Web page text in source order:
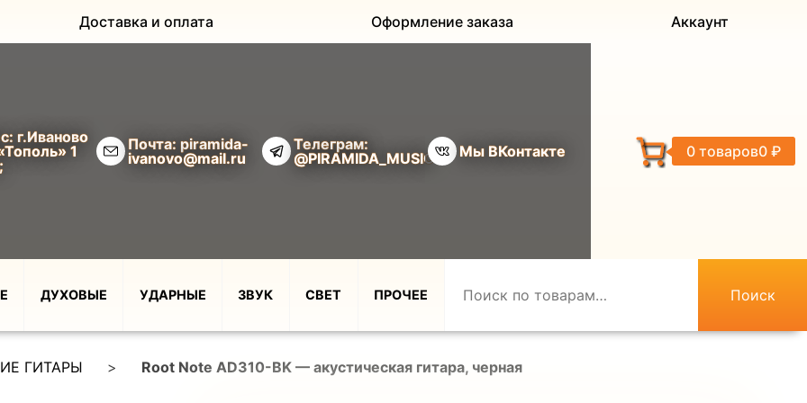
Доставка и оплата Оформление заказа Аккаунт
г.Иваново
1
Почта: piramida-
ivanovo@mail.ru
Телеграм:
@PIRAMIDA_MUSIC
Мы ВКонтакте 0 товаров0 ₽
ДУХОВЫЕ УДАРНЫЕ ЗВУК СВЕТ ПРОЧЕЕ Поиск
ГИТАРЫ > Root Note AD310-BK — акустическая гитара, черная